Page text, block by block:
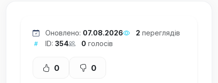
Оновлено: 07.08.2026 2 переглядів
ID: 354 0 голосів
0 0